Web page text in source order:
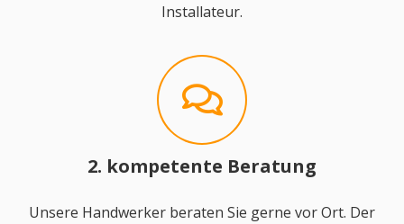
Installateur.
2. kompetente Beratung
Unsere Handwerker beraten Sie gerne vor Ort. Der